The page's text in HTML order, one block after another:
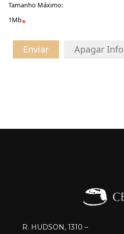
Tamanho Máximo:
1Mb*
Enviar Apagar
R. HUDSON, 1310 –